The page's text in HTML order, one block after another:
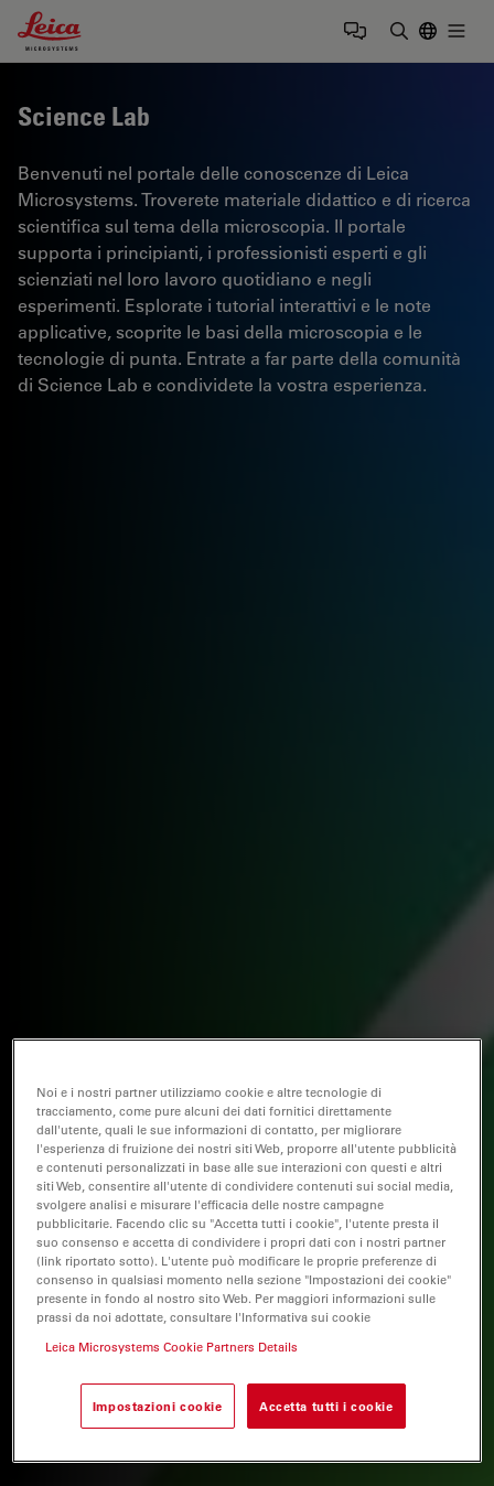
Leica Microsystems Logo
Science Lab
Benvenuti nel portale delle conoscenze di Leica
Microsystems. Troverete materiale didattico e di ricerca
scientifica sul tema della microscopia. Il portale
supporta i principianti, i professionisti esperti e gli
scienziati nel loro lavoro quotidiano e negli
esperimenti. Esplorate i tutorial interattivi e le note
applicative, scoprite le basi della microscopia e le
tecnologie di punta. Entrate a far parte della comunità
di Science Lab e condividete la vostra esperienza.
Noi e i nostri partner utilizziamo cookie e altre tecnologie di
tracciamento, come pure alcuni dei dati fornitici direttamente
dall'utente, quali le sue informazioni di contatto, per migliorare
l'esperienza di fruizione dei nostri siti Web, proporre all'utente pubblicità
e contenuti personalizzati in base alle sue interazioni con questi e altri
siti Web, consentire all'utente di condividere contenuti sui social media,
svolgere analisi e misurare l'efficacia delle nostre campagne
pubblicitarie. Facendo clic su "Accetta tutti i cookie", l'utente presta il
suo consenso e accetta di condividere i propri dati con i nostri partner
(link riportato sotto). L'utente può modificare le proprie preferenze di
consenso in qualsiasi momento nella sezione "Impostazioni dei cookie"
presente in fondo al nostro sito Web. Per maggiori informazioni sulle
prassi da noi adottate, consultare l'Informativa sui cookie
Leica Microsystems Cookie Partners Details
Impostazioni cookie Accetta tutti i cookie